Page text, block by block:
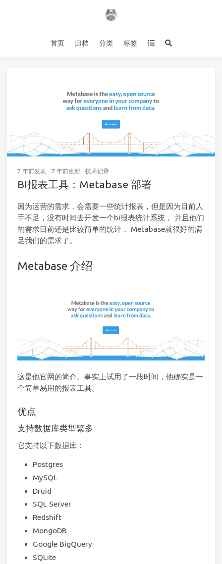
首页 归档 分类 标签
7 年前发表 7 年前更新 技术记录
BI报表工具：Metabase 部署
因为运营的需求，会需要一些统计报表，但是因为目前人
手不足，没有时间去开发一个bi报表统计系统， 并且他们
的需求目前还是比较简单的统计， Metabase就很好的满
足我们的需求了。
Metabase 介绍
这是他官网的简介。事实上试用了一段时间，他确实是一
个简单易用的报表工具。
优点
支持数据库类型繁多
它支持以下数据库：
Postgres
MySQL
Druid
SQL Server
Redshift
MongoDB
Google BigQuery
SQLite